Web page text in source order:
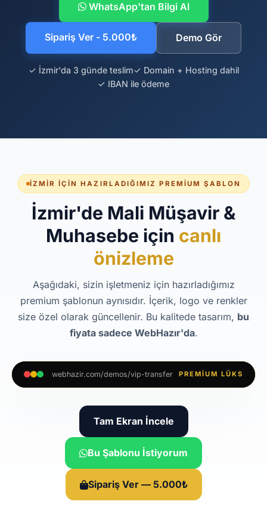
WhatsApp'tan Bilgi Al
Sipariş Ver - 5.000₺ Demo Gör
✓ İzmir'da 3 günde teslim✓ Domain + Hosting dahil
✓ IBAN ile ödeme
İZMIR İÇIN HAZIRLADIĞIMIZ PREMIUM ŞABLON
İzmir'de Mali Müşavir &
Muhasebe için canlı
önizleme
Aşağıdaki, sizin işletmeniz için hazırladığımız
premium şablonun aynısıdır. İçerik, logo ve renkler
size özel olarak güncellenir. Bu kalitede tasarım, bu
fiyata sadece WebHazır'da.
webhazir.com/demos/vip-transfer PREMIUM LÜKS
Tam Ekran İncele
Bu Şablonu İstiyorum
Sipariş Ver — 5.000₺